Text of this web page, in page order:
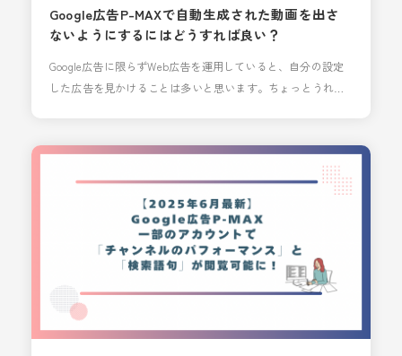
Google広告P-MAXで自動生成された動画を出さ
ないようにするにはどうすれば良い？
Google広告に限らずWeb広告を運用していると、自分の設定
した広告を見かけることは多いと思います。ちょっとうれし
自動生成した広告も結構出てきます。特にP-MAX。昨今はAI
で様々なものが生成できる時代、Google広告も例外ではあり
ません。 実体験になりますが、以前パソコンで